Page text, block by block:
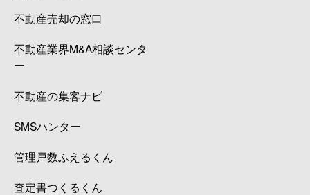
不動産売却の窓口
不動産業界M&A相談センタ
ー
不動産の集客ナビ
SMSハンター
管理戸数ふえるくん
査定書つくるくん